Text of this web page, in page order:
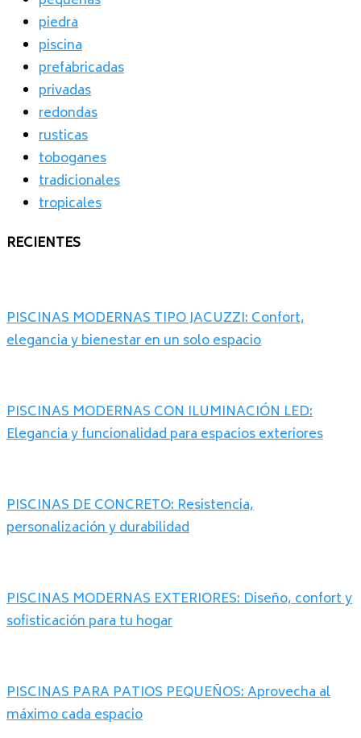
piedra
piscina
prefabricadas
privadas
redondas
rusticas
toboganes
tradicionales
tropicales
RECIENTES
PISCINAS MODERNAS TIPO JACUZZI: Confort,
elegancia y bienestar en un solo espacio
PISCINAS MODERNAS CON ILUMINACIÓN LED:
Elegancia y funcionalidad para espacios exteriores
PISCINAS DE CONCRETO: Resistencia,
personalización y durabilidad
PISCINAS MODERNAS EXTERIORES: Diseño, confort y
sofisticación para tu hogar
PISCINAS PARA PATIOS PEQUEÑOS: Aprovecha al
máximo cada espacio